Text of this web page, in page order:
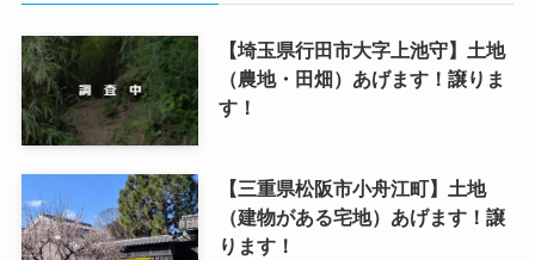
【埼玉県行田市大字上池守】土地
（農地・田畑）あげます！譲りま
す！
【三重県松阪市小舟江町】土地
（建物がある宅地）あげます！譲
ります！